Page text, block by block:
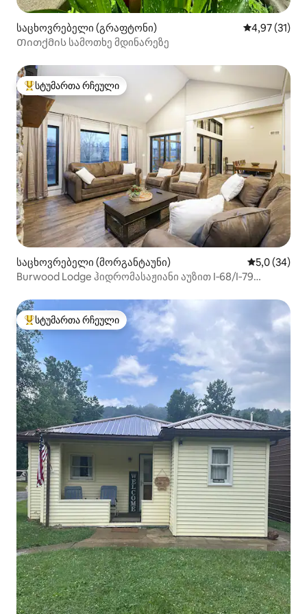
საცხოვრებელი (გრაფტონი) საშუალო
4,97 (31)
Თითქმის სამოთხე მდინარეზე
სტუმართა რჩეული მოწინავე ვარიანტი
სტუმართა რჩეული
საცხოვრებელი (მორგანტაუნი) საშუალო
5,0 (34)
Burwood Lodge ჰიდრომასაჟიანი აუზით I‑68/I‑79
სტუმართა რჩეული მოწინავე ვარიანტი
სტუმართა რჩეული